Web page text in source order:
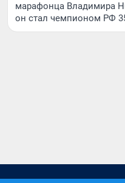
марафонца Владимира
он стал чемпионом РФ